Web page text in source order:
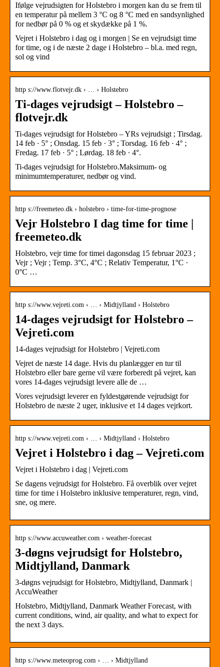
Ifølge vejrudsigten for Holstebro i morgen kan du se frem til
en temperatur på mellem 3 °C og 8 °C med en sandsynlighed
for nedbør på 0 % og et skydække på 1 %.
Vejret i Holstebro i dag og i morgen | Se en vejrudsigt time
for time, og i de næste 2 dage i Holstebro – bl.a. med regn,
sol og vind
http s://www.flotvejr.dk › … › Holstebro
Ti-dages vejrudsigt – Holstebro –
flotvejr.dk
Ti-dages vejrudsigt for Holstebro – YRs vejrudsigt ; Tirsdag.
14 feb · 5° ; Onsdag. 15 feb · 3° ; Torsdag. 16 feb · 4° ;
Fredag. 17 feb · 5° ; Lørdag. 18 feb · 4°.
Ti-dages vejrudsigt for Holstebro.Maksimum- og
minimumtemperaturer, nedbør og vind.
http s://freemeteo.dk › holstebro › time-for-time-prognose
Vejr Holstebro I dag time for time |
freemeteo.dk
Holstebro, vejr time for timei dagonsdag 15 februar 2023 ;
Vejr ; Vejr ; Temp. 3°C, 4°C ; Relativ Temperatur, 1°C ·
0°C …
http s://www.vejreti.com › … › Midtjylland › Holstebro
14-dages vejrudsigt for Holstebro –
Vejreti.com
14-dages vejrudsigt for Holstebro | Vejreti.com
Vejret de næste 14 dage. Hvis du planlægger en tur til
Holstebro eller bare gerne vil være forberedt på vejret, kan
vores 14-dages vejrudsigt levere alle de …
Vores vejrudsigt leverer en fyldestgørende vejrudsigt for
Holstebro de næste 2 uger, inklusive et 14 dages vejrkort.
http s://www.vejreti.com › … › Midtjylland › Holstebro
Vejret i Holstebro i dag – Vejreti.com
Vejret i Holstebro i dag | Vejreti.com
Se dagens vejrudsigt for Holstebro. Få overblik over vejret
time for time i Holstebro inklusive temperaturer, regn, vind,
sne, og mere.
http s://www.accuweather.com › weather-forecast
3-døgns vejrudsigt for Holstebro,
Midtjylland, Danmark
3-døgns vejrudsigt for Holstebro, Midtjylland, Danmark |
AccuWeather
Holstebro, Midtjylland, Danmark Weather Forecast, with
current conditions, wind, air quality, and what to expect for
the next 3 days.
http s://www.meteoprog.com › … › Midtjylland